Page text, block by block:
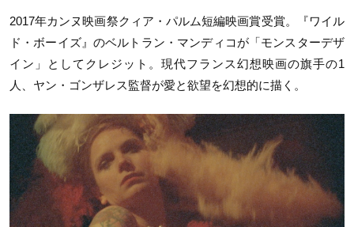
2017年カンヌ映画祭クィア・パルム短編映画賞受賞。『ワイル
ド・ボーイズ』のベルトラン・マンディコが「モンスターデザ
イン」としてクレジット。現代フランス幻想映画の旗手の1
人、ヤン・ゴンザレス監督が愛と欲望を幻想的に描く。